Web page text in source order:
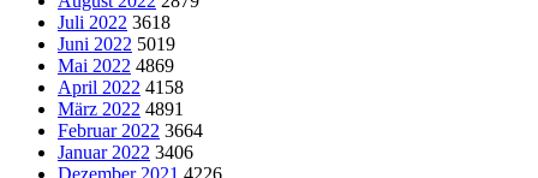
Juli 2022 3618
Juni 2022 5019
Mai 2022 4869
April 2022 4158
März 2022 4891
Februar 2022 3664
Januar 2022 3406
Dezember 2021 4226